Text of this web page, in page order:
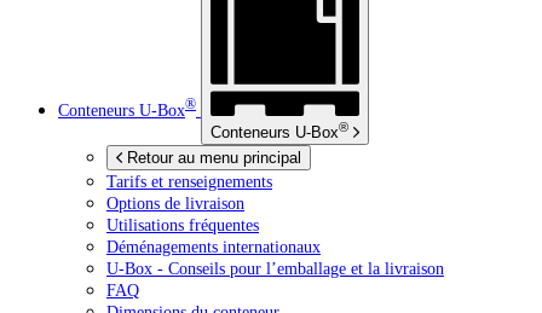
Conteneurs U-Box®
Conteneurs U-Box®
Retour au menu principal
Tarifs et renseignements
Options de livraison
Utilisations fréquentes
Déménagements internationaux
U-Box - Conseils pour l’emballage et la livraison
FAQ